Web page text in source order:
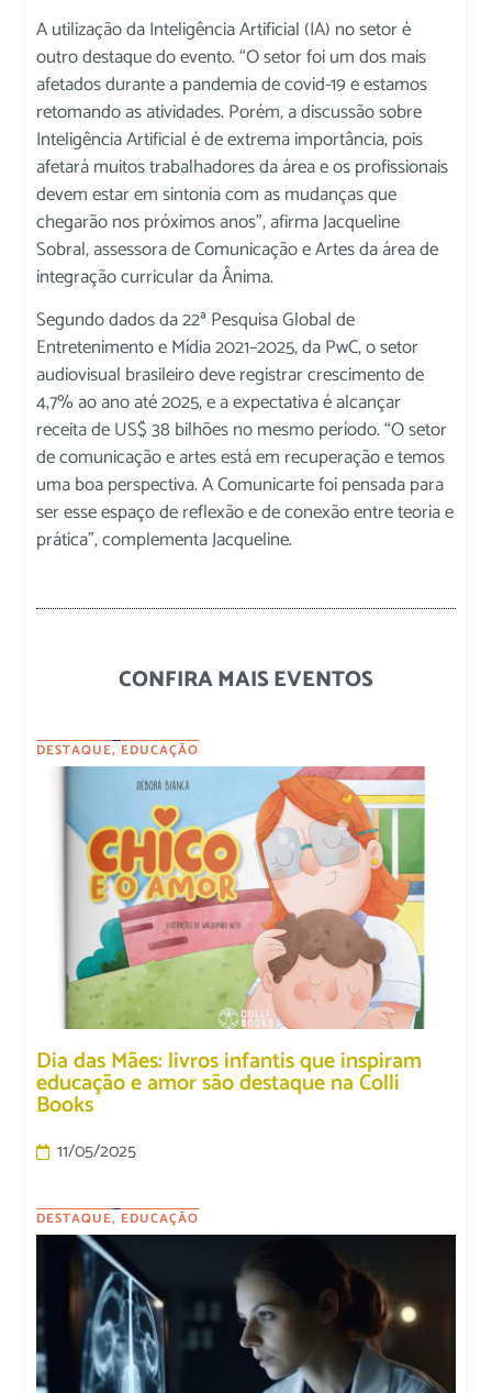
A utilização da Inteligência Artificial (IA) no setor é
outro destaque do evento. “O setor foi um dos mais
afetados durante a pandemia de covid-19 e estamos
retomando as atividades. Porém, a discussão sobre
Inteligência Artificial é de extrema importância, pois
afetará muitos trabalhadores da área e os profissionais
devem estar em sintonia com as mudanças que
chegarão nos próximos anos”, afirma Jacqueline
Sobral, assessora de Comunicação e Artes da área de
integração curricular da Ânima.
Segundo dados da 22ª Pesquisa Global de
Entretenimento e Mídia 2021–2025, da PwC, o setor
audiovisual brasileiro deve registrar crescimento de
4,7% ao ano até 2025, e a expectativa é alcançar
receita de US$ 38 bilhões no mesmo período. “O setor
de comunicação e artes está em recuperação e temos
uma boa perspectiva. A Comunicarte foi pensada para
ser esse espaço de reflexão e de conexão entre teoria e
prática”, complementa Jacqueline.
CONFIRA MAIS EVENTOS
DESTAQUE, EDUCAÇÃO
Dia das Mães: livros infantis que inspiram
educação e amor são destaque na Colli
Books
11/05/2025
DESTAQUE, EDUCAÇÃO